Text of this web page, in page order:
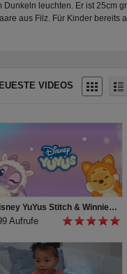
Dunkeln leuchten. Er ist 25cm
aus Filz. Für Kinder bereits
VIDEOS
Disney YuYus Stitch & Winnie Puuh - Wave 2
Aufrufe